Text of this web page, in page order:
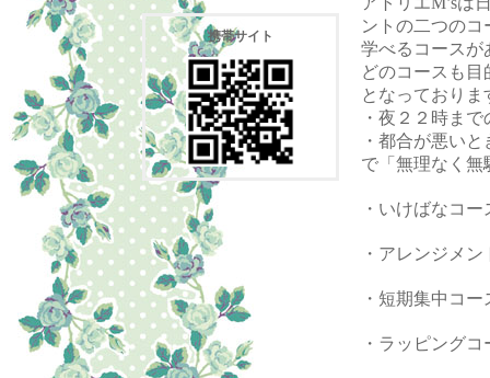
ントの二つの
学べるコースが
どのコースも
となっておりま
・夜２２時ま
・都合が悪い
で「無理なく無
・いけばなコ
・アレンジメ
・短期集中コ
・ラッピング
携帯サイト